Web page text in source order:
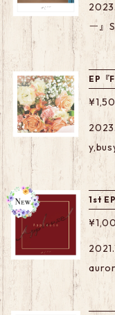
ー』Single M1. グッ
イ
EP『
ce
1st
M6.